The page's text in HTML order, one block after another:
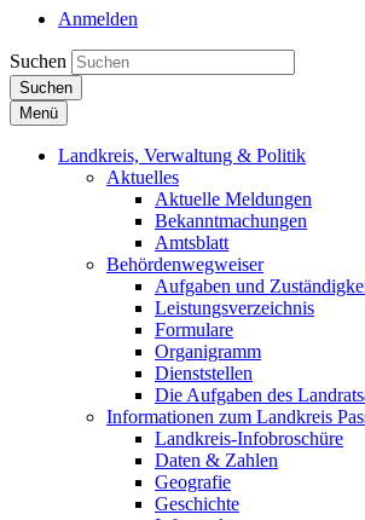
Anmelden
Suchen
Suchen
Menü
Landkreis, Verwaltung & Politik
Aktuelles
Aktuelle Meldungen
Bekanntmachungen
Amtsblatt
Behördenwegweiser
Aufgaben und
Leistungsverzeichnis
Formulare
Organigramm
Dienststellen
Die Aufgaben des
Informationen zum Landkreis
Landkreis-Infobroschüre
Daten & Zahlen
Geografie
Geschichte